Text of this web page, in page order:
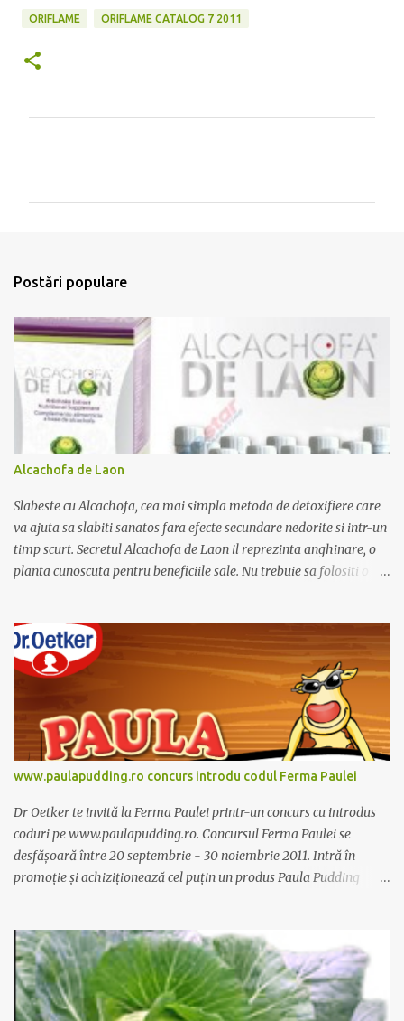
ORIFLAME ORIFLAME CATALOG 7 2011
r
i
i
Postări populare
Alcachofa de Laon
Slabeste cu Alcachofa, cea mai simpla metoda de detoxifiere care
va ajuta sa slabiti sanatos fara efecte secundare nedorite si intr-un
timp scurt. Secretul Alcachofa de Laon il reprezinta anghinare, o
planta cunoscuta pentru beneficiile sale. Nu trebuie sa folositi o
www.paulapudding.ro concurs introdu codul Ferma Paulei
Dr Oetker te invită la Ferma Paulei printr-un concurs cu introdus
coduri pe www.paulapudding.ro. Concursul Ferma Paulei se
desfășoară între 20 septembrie - 30 noiembrie 2011. Intră în
promoție și achiziționează cel puțin un produs Paula Pudding
concurs Ferma Paulei. Poți căștiga zilnic truse de grădinărit,
săptămânal tractorașul fermierului sau premiul cel mare o
excursie la o super-fermă din Anglia. Mai multe coduri, mai multe
șanse de câștig. Câștigători si regulament pe